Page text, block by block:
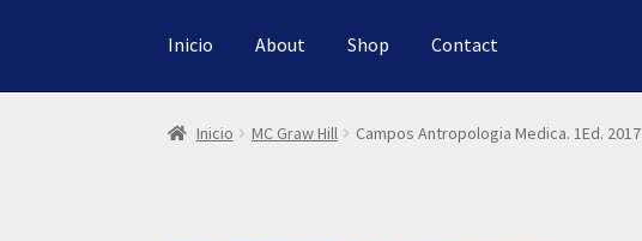
Inicio About Shop Contact
Inicio MC Graw Hill Campos Antropologia Medica. 1Ed. 2017